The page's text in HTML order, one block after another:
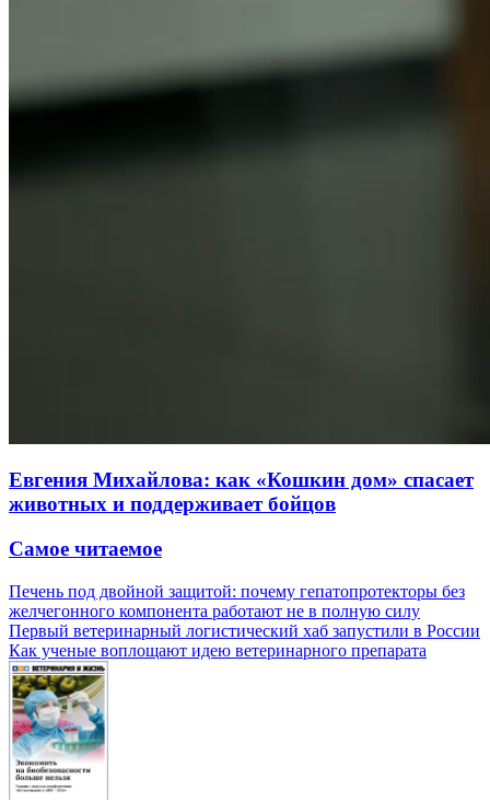
Евгения Михайлова: как «Кошкин дом» спасает
животных и поддерживает бойцов
Самое читаемое
Печень под двойной защитой: почему гепатопротекторы без
желчегонного компонента работают не в полную силу
Первый ветеринарный логистический хаб запустили в России
Как ученые воплощают идею ветеринарного препарата